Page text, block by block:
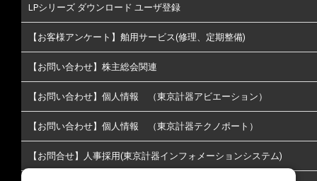
LPシリーズ ダウンロード ユーザ登録
【お客様アンケート】舶用サービス(修理、定期整備)
【お問い合わせ】株主総会関連
【お問い合わせ】個人情報 （東京計器アビエーション）
【お問い合わせ】個人情報 （東京計器テクノポート）
【お問合せ】人事採用(東京計器インフォメーションシステム)